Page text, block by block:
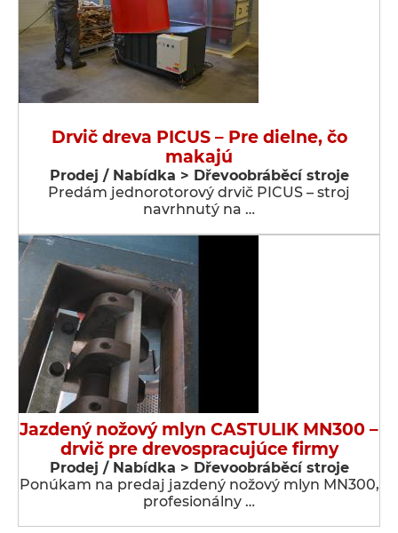
Drvič dreva PICUS – Pre dielne, čo
makajú
Prodej / Nabídka > Dřevoobráběcí stroje
Predám jednorotorový drvič PICUS – stroj
navrhnutý na …
Jazdený nožový mlyn CASTULIK MN300 –
drvič pre drevospracujúce firmy
Prodej / Nabídka > Dřevoobráběcí stroje
Ponúkam na predaj jazdený nožový mlyn MN300,
profesionálny …